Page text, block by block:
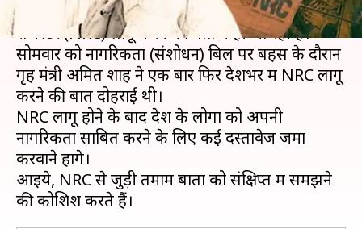
पिछले कुछ दिनों से देशभर में नेशनल सिटिजनशिप
रजिस्टर (NRC) लागू करने की बात कही जा रही है।
सोमवार को नागरिकता (संशोधन) बिल पर बहस के दौरान
गृह मंत्री अमित शाह ने एक बार फिर देशभर में NRC लागू
करने की बात दोहराई थी।
NRC लागू होने के बाद देश के लोगों को अपनी
नागरिकता साबित करने के लिए कई दस्तावेज जमा
करवाने होंगे।
आइये, NRC से जुड़ी तमाम बातों को संक्षिप्त में समझने